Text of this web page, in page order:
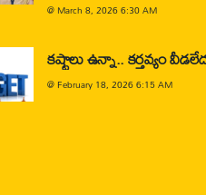
@ March 8, 2026 6:30 AM
కష్టాలు ఉన్నా.. కర్తవ్యం
@February 18, 2026 6:15 AM